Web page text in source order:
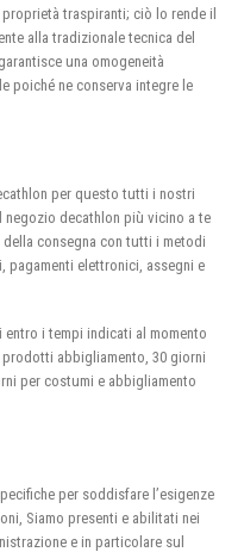
traspiranti; ciò lo rende il
alla tradizionale tecnica del
una omogeneità
poiché ne conserva integre le
per questo tutti i nostri
decathlon più vicino a te
consegna con tutti i metodi
elettronici, assegni e
i tempi indicati al momento
abbigliamento, 30 giorni
per costumi e abbigliamento
per soddisfare l’esigenze
Siamo presenti e abilitati nei
e in particolare sul